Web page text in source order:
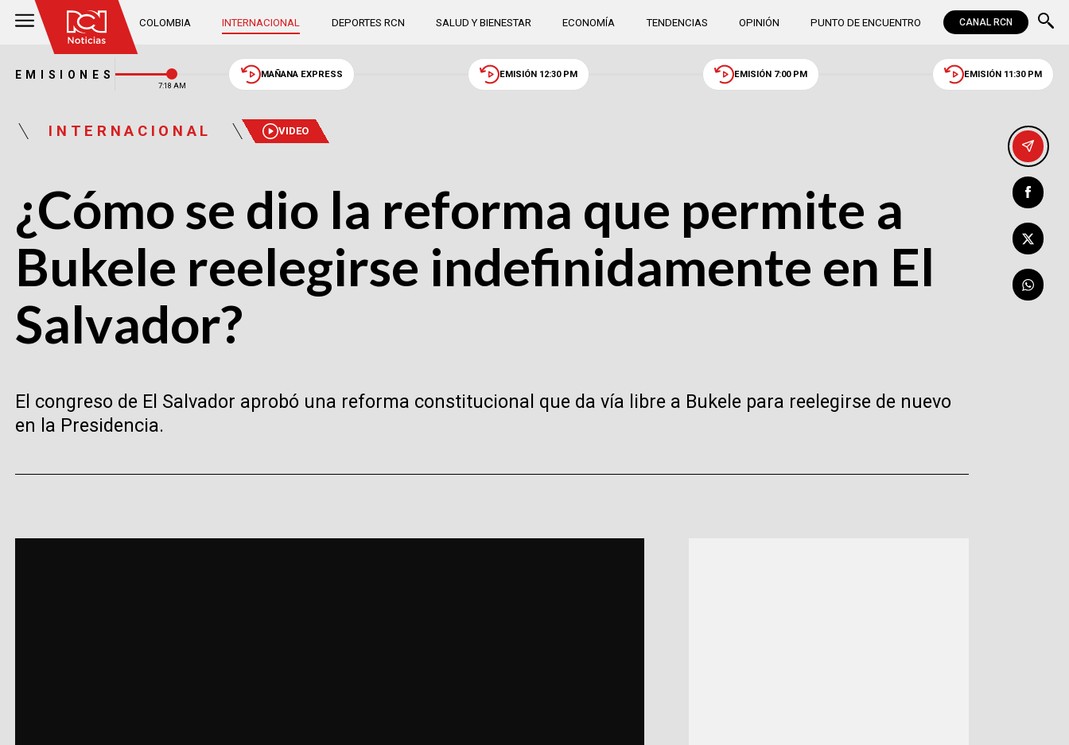
COLOMBIA INTERNACIONAL DEPORTES RCN SALUD Y BIENESTAR ECONOMÍA TENDENCIAS OPINIÓN PUNTO DE ENCUENTRO CANAL RCN
EMISIONES
7:18 AM
MAÑANA EXPRESS EMISIÓN 12:30 PM EMISIÓN 7:00 PM EMISIÓN 11:30 PM
INTERNACIONAL VIDEO
¿Cómo se dio la reforma que permite a
Bukele reelegirse indefinidamente en El
Salvador?
El congreso de El Salvador aprobó una reforma constitucional que da vía libre a Bukele para reelegirse de nuevo
en la Presidencia.